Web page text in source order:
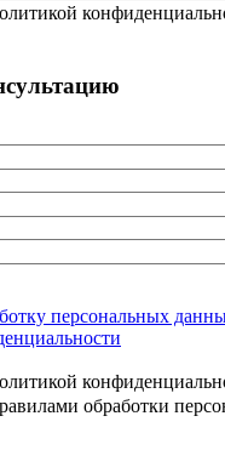
персональных
обработки